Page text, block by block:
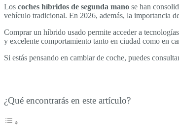
Los coches híbridos de segunda mano se han
vehículo tradicional. En 2026, además, la importancia
Comprar un híbrido usado permite acceder a
y excelente comportamiento tanto en ciudad como en
Si estás pensando en cambiar de coche, puedes
¿Qué encontrarás en este artículo?